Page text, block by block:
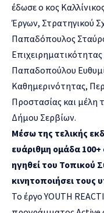
έδωσε ο κος
Έργων, Στρατηγικού
Παπαδόπουλος
Παπαδοπούλου
Καθημερινότητας,
Προστασίας και μέλη
Δήμου Σερβίων.
Μέσω της τελικής
ευάριθμη ομάδα
ηγηθεί του Τοπικού
κινητοποιήσει τους
Το έργο YOUTH